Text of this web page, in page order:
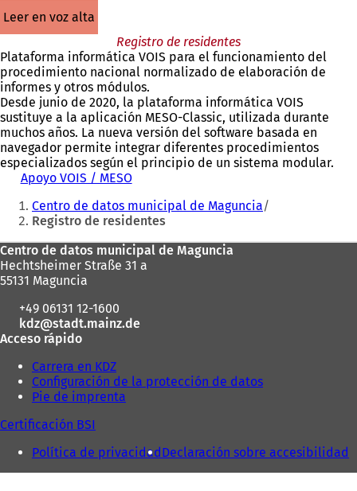
leer en voz alta
Registro de residentes
Plataforma informática VOIS para el funcionamiento del
procedimiento nacional normalizado de elaboración de
informes y otros módulos.
Desde junio de 2020, la plataforma informática VOIS
sustituye a la aplicación MESO-Classic, utilizada durante
muchos años. La nueva versión del software basada en
navegador permite integrar diferentes procedimientos
especializados según el principio de un sistema modular.
Apoyo VOIS / MESO
Estás
aquí:
Centro de datos municipal de Maguncia
Registro de residentes
Zona
de
pies
Centro de datos municipal de Maguncia
Hechtsheimer Straße 31 a
55131 Maguncia
+49 06131 12-1600
kdz
stadt.mainz de
Acceso rápido
Carrera en KDZ
Configuración de la protección de datos
Pie de imprenta
Certificación BSI
Política de privacidadDeclaración sobre accesibilidad